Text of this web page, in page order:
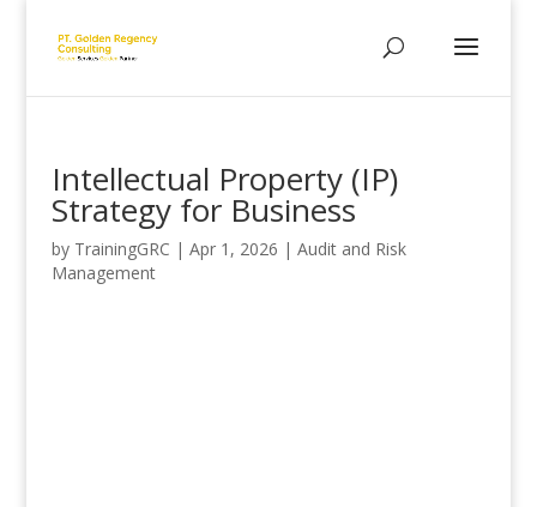
Intellectual Property (IP)
Strategy for Business
by TrainingGRC | Apr 1, 2026 | Audit and Risk
Management